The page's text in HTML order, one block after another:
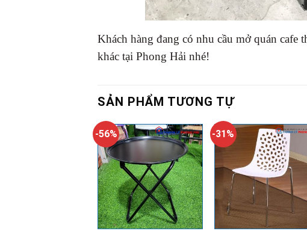
Khách hàng đang có nhu cầu mở quán cafe
khác tại Phong Hải nhé!
SẢN PHẨM TƯƠNG TỰ
-56% -31%